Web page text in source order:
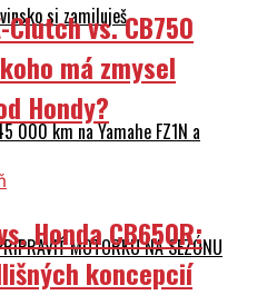
si zamiluješ
000 km na Yamahe FZ1N a
MOTORKU NA SEZÓNU
Clutch vs. CB750
má zmysel
Hondy?
Honda CB650R:
koncepcií